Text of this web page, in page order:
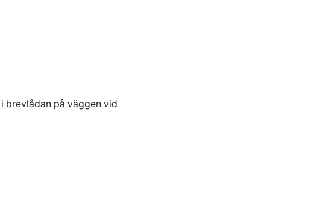
brevlådan på väggen vid